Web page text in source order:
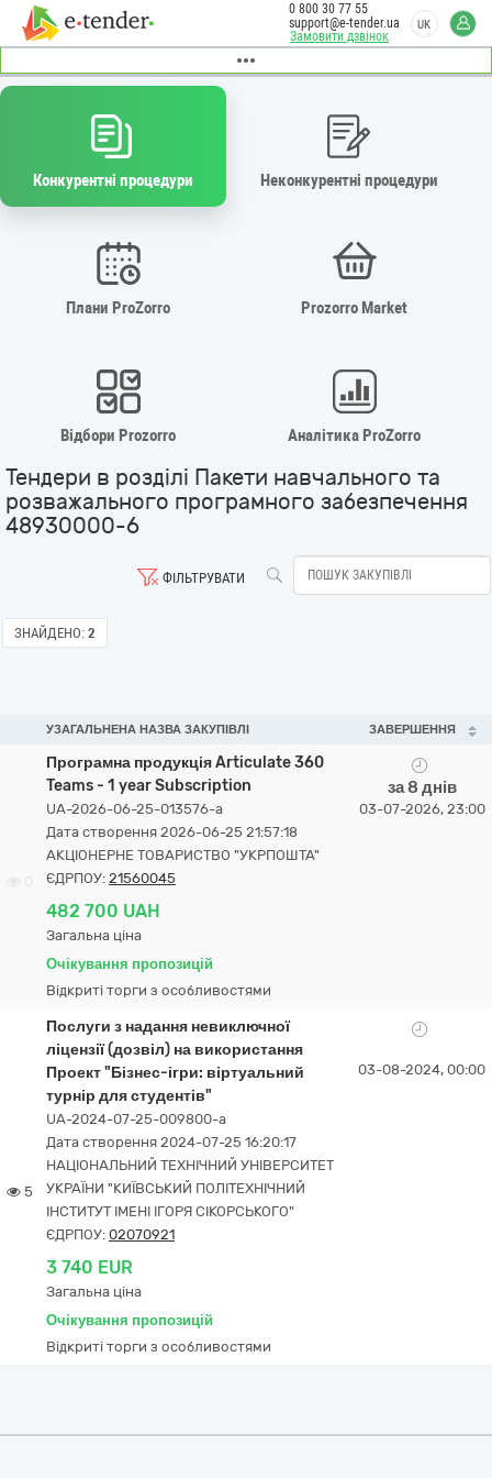
Замовити дзвінок
0 800 30 77 55
support@e-tender.ua
UK
Конкурентні процедури Неконкурентні процедури
Плани ProZorro Prozorro Market
Відбори Prozorro Аналітика ProZorro
Тендери в розділі Пакети навчального та
розважального програмного забезпечення
48930000-6
ФІЛЬТРУВАТИ
ЗНАЙДЕНО: 2
УЗАГАЛЬНЕНА НАЗВА ЗАКУПІВЛІ ЗАВЕРШЕННЯ
Програмна продукція Articulate 360
Teams - 1 year Subscription
UA-2026-06-25-013576-a
Дата створення 2026-06-25 21:57:18
АКЦІОНЕРНЕ ТОВАРИСТВО "УКРПОШТА"
ЄДРПОУ: 21560045
482 700 UAH
Загальна ціна
Очікування пропозицій
Відкриті торги з особливостями
за 8 днів
03-07-2026, 23:00
5
Послуги з надання невиключної
ліцензії (дозвіл) на використання
Проект "Бізнес-ігри: віртуальний
турнір для студентів"
UA-2024-07-25-009800-a
Дата створення 2024-07-25 16:20:17
НАЦІОНАЛЬНИЙ ТЕХНІЧНИЙ УНІВЕРСИТЕТ
УКРАЇНИ "КИЇВСЬКИЙ ПОЛІТЕХНІЧНИЙ
ІНСТИТУТ ІМЕНІ ІГОРЯ СІКОРСЬКОГО"
ЄДРПОУ: 02070921
3 740 EUR
Загальна ціна
Очікування пропозицій
Відкриті торги з особливостями
03-08-2024, 00:00